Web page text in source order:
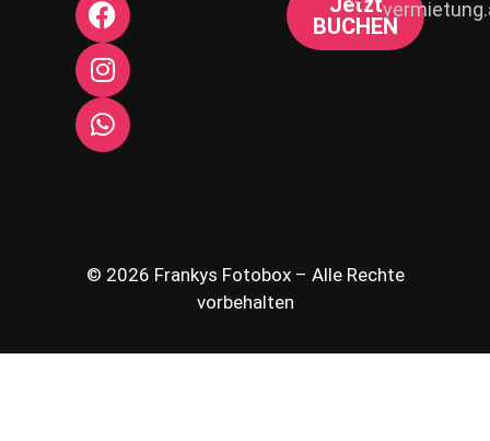
BUCHEN
© 2026 Frankys Fotobox – Alle Rechte
vorbehalten